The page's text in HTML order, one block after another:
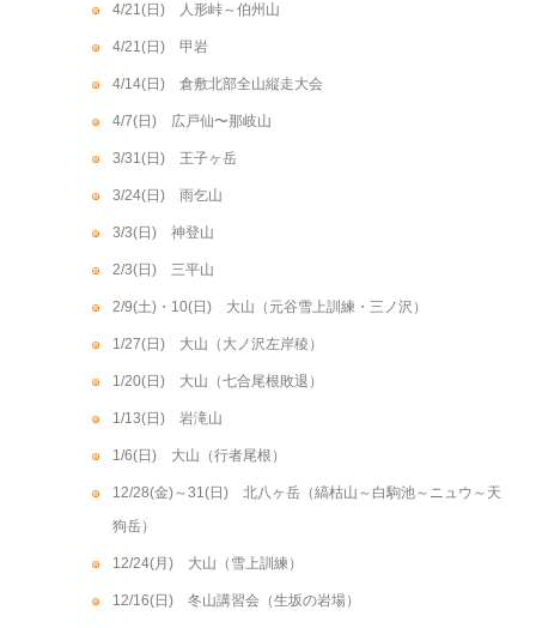
4/21(日) 人形峠～伯州山
4/21(日) 甲岩
4/14(日) 倉敷北部全山縦走大会
4/7(日) 広戸仙〜那岐山
3/31(日) 王子ヶ岳
3/24(日) 雨乞山
3/3(日) 神登山
2/3(日) 三平山
2/9(土)・10(日) 大山（元谷雪上訓練・三ノ沢）
1/27(日) 大山（大ノ沢左岸稜）
1/20(日) 大山（七合尾根敗退）
1/13(日) 岩滝山
1/6(日) 大山（行者尾根）
12/28(金)～31(日) 北八ヶ岳（縞枯山～白駒池～ニュウ～天
狗岳）
12/24(月) 大山（雪上訓練）
12/16(日) 冬山講習会（生坂の岩場）